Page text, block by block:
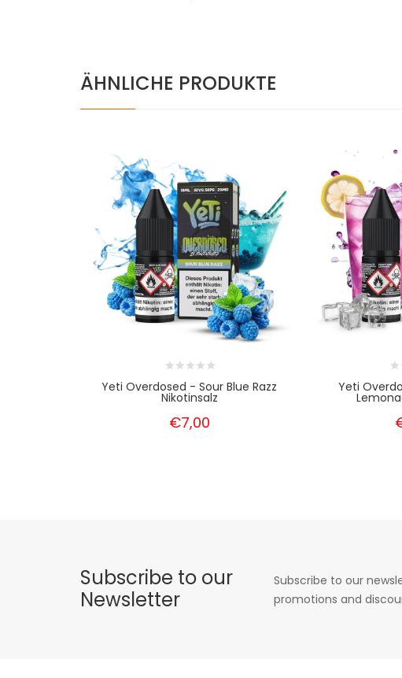
ÄHNLICHE PRODUKTE
Yeti Overdosed - Sour Blue Razz
Nikotinsalz
€7,00
Yeti
Subscribe to our
Newsletter
Subscribe to our
promotions and